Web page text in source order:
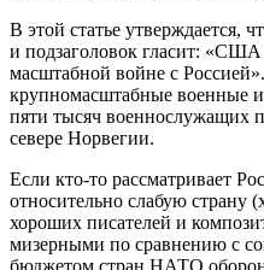
В этой статье утверждается,
и подзаголовок гласит:
масштабной войне с
крупномасштабные военные
пяти тысяч военнослужащих
севере Норвегии.
Если кто-то рассматривает
относительно слабую страну
хороших писателей и
мизерными по сравнению с
бюджетом стран НАТО